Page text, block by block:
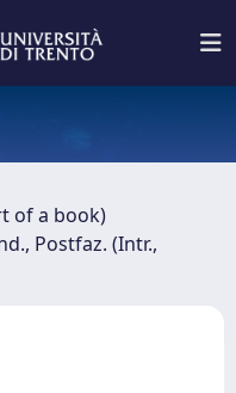
of a book)
Postfaz. (Intr.,